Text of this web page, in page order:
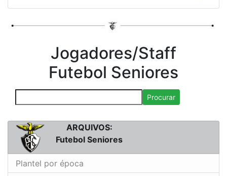
Jogadores/Staff
Futebol Seniores
Procurar
ARQUIVOS:
Futebol Seniores
Plantel por época